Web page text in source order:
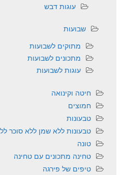
עוגות דבש
שבועות
מתוקים לשבועות
מתכונים לשבועות
עוגות לשבועות
חיטה וקינואה
חמוצים
טבעונות
טבעונות ללא שמן ללא סוכר
טונה
טחינה מתכונים עם טחינה
טיפים של פירגה